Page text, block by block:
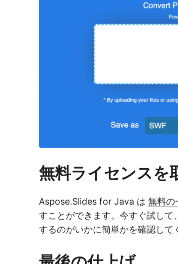
無料ライセンスを
Aspose.Slides for Java は 無料の
すことができます。今すぐ試し
するのがいかに簡単かを確認して